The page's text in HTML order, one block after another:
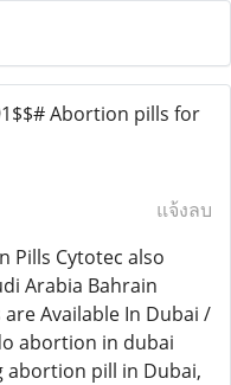
Abortion pills for
แจ้งลบ
Pills Cytotec also
Arabia Bahrain
Available In Dubai /
abortion in dubai
abortion pill in Dubai,